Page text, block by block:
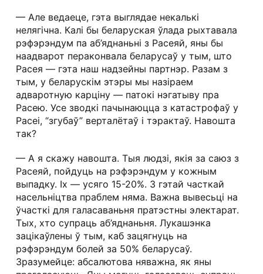
— Але ведаеце, гэта выглядае некалькі
нелягічна. Калі бы беларуская ўлада рыхтавала
рэфэрэндум па аб’яднаньні з Расеяй, яны бы
наадварот пераконвала беларусаў у тым, што
Расея — гэта наш надзейны партнэр. Разам з
тым, у беларускім этэры мы назіраем
адваротную карціну — патокі нэгатыву пра
Расею. Усе зводкі пачынаюцца з катастрофаў у
Расеі, “згубаў” верталётаў і тэрактаў. Навошта
так?
— А я скажу навошта. Тыя людзі, якія за саюз з
Расеяй, пойдуць на рэфэрэндум у кожным
выпадку. Іх — усяго 15-20%. З гэтай часткай
насельніцтва праблем няма. Важна вывесьці на
ўчасткі для галасаваньня пратэстны электарат.
Тых, хто супраць аб’яднаньня. Лукашэнка
зацікаўлены ў тым, каб зацягнуць на
рэфэрэндум болей за 50% беларусаў.
Зразумейце: абсалютова няважна, як яны